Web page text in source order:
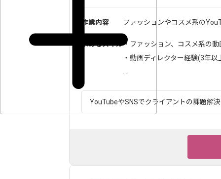
作業内容 ファッションやコスメ系の
求めるスキル・ファッション、コスメ系の
・動画ディレクター経験(3年以
YouTubeやSNSでクライアントの課題解